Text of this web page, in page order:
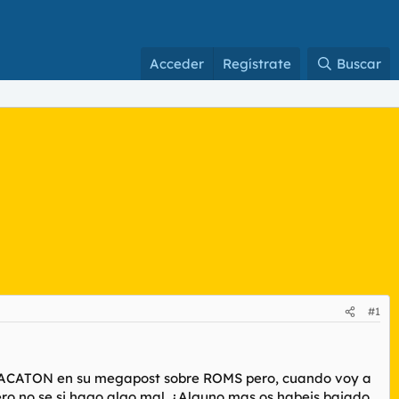
Acceder Regístrate Buscar
#1
en su megapost sobre ROMS pero, cuando voy a